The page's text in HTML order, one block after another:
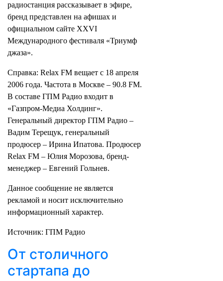
радиостанция рассказывает в эфире,
бренд представлен на афишах и
официальном сайте ХХVI
Международного фестиваля «Триумф
джаза».
Справка: Relax FM вещает с 18 апреля
2006 года. Частота в Москве – 90.8 FM.
В составе ГПМ Радио входит в
«Газпром-Медиа Холдинг».
Генеральный директор ГПМ Радио –
Вадим Терещук, генеральный
продюсер – Ирина Ипатова. Продюсер
Relax FM – Юлия Морозова, бренд-
менеджер – Евгений Гольнев.
Данное сообщение не является
рекламой и носит исключительно
информационный характер.
Источник: ГПМ Радио
От столичного
стартапа до